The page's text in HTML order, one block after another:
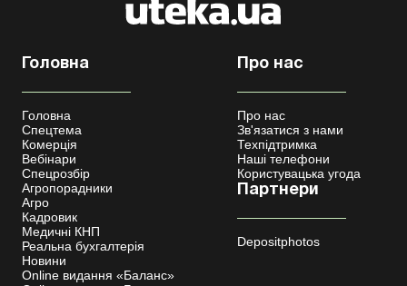
Головна
Головна
Спецтема
Комерція
Вебінари
Спецрозбір
Агропорадники
Агро
Кадровик
Медичні КНП
Реальна бухгалтерія
Новини
Online видання «Баланс»
Про нас
Про нас
Зв'язатися з нами
Техпідтримка
Наші телефони
Користувацька угода
Партнери
Depositphotos